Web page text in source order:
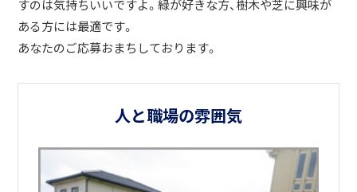
すのは気持ちいいですよ。緑が好きな方、樹木や芝に興味が
ある方には最適です。
あなたのご応募おまちしております。
人と職場の雰囲気